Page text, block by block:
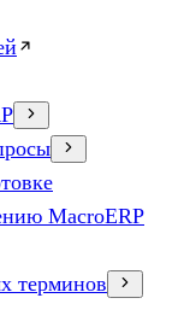
MacroERP
терминов